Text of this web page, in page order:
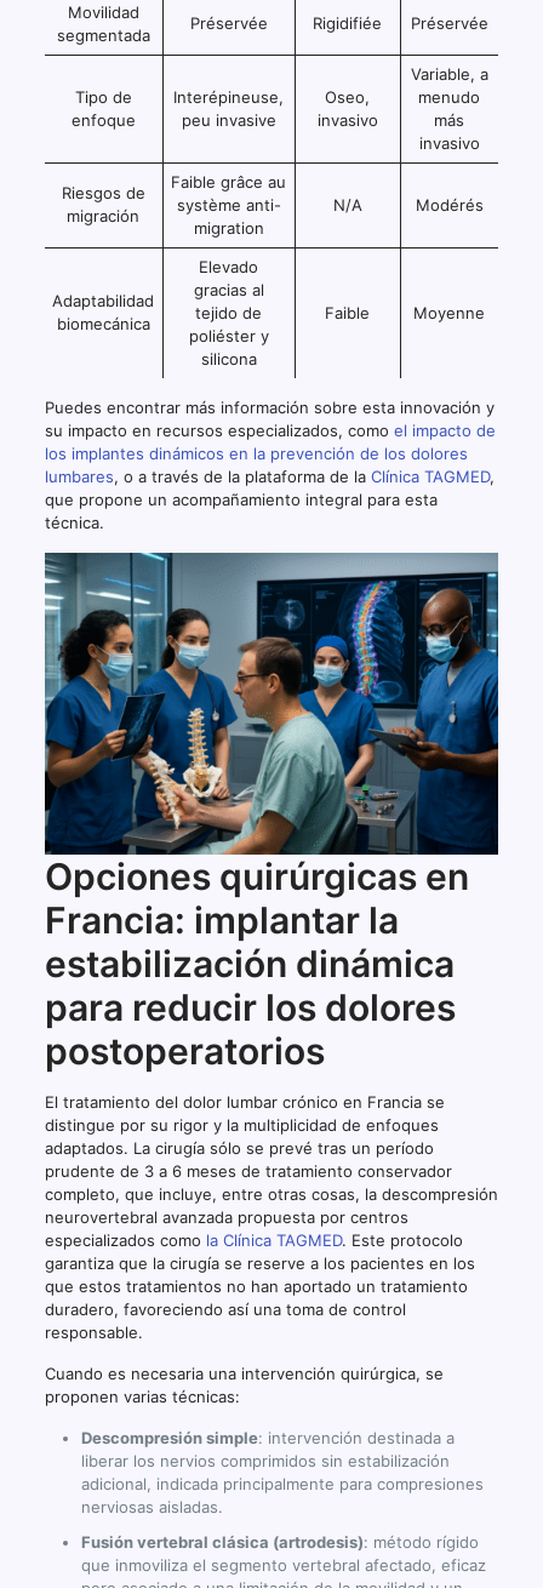
Movilidad
segmentada
Préservée Rigidifiée Préservée
Tipo de
enfoque
Interépineuse,
peu invasive
Oseo,
invasivo
Variable, a
menudo
más
invasivo
Riesgos de
migración
Faible grâce au
système anti-
migration
N/A Modérés
Adaptabilidad
biomecánica
Elevado
gracias al
tejido de
poliéster y
silicona
Faible Moyenne
Puedes encontrar más información sobre esta innovación y
su impacto en recursos especializados, como el impacto de
los implantes dinámicos en la prevención de los dolores
lumbares, o a través de la plataforma de la Clínica TAGMED,
que propone un acompañamiento integral para esta
técnica.
Opciones quirúrgicas en
Francia: implantar la
estabilización dinámica
para reducir los dolores
postoperatorios
El tratamiento del dolor lumbar crónico en Francia se
distingue por su rigor y la multiplicidad de enfoques
adaptados. La cirugía sólo se prevé tras un período
prudente de 3 a 6 meses de tratamiento conservador
completo, que incluye, entre otras cosas, la descompresión
neurovertebral avanzada propuesta por centros
especializados como la Clínica TAGMED. Este protocolo
garantiza que la cirugía se reserve a los pacientes en los
que estos tratamientos no han aportado un tratamiento
duradero, favoreciendo así una toma de control
responsable.
Cuando es necesaria una intervención quirúrgica, se
proponen varias técnicas:
Descompresión simple: intervención destinada a
liberar los nervios comprimidos sin estabilización
adicional, indicada principalmente para compresiones
nerviosas aisladas.
Fusión vertebral clásica (artrodesis): método rígido
que inmoviliza el segmento vertebral afectado, eficaz